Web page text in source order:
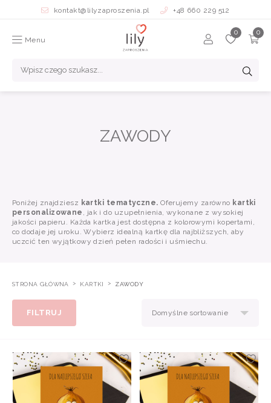
kontakt@lilyzaproszenia.pl +48 660 229 512
Menu
ZAWODY
Poniżej znajdziesz kartki tematyczne.Oferujemy zarówno kartki
personalizowane , jak i do uzupełnienia, wykonane z wysokiej
jakości papieru. Każda kartka jest dostępna z kolorowymi kopertami,
co dodaje jej uroku. Wybierz idealną kartkę dla najbliższych, aby
uczcić ten wyjątkowy dzień pełen radości i uśmiechu.
STRONA GŁÓWNA KARTKI ZAWODY
FILTRUJ Domyślne sortowanie